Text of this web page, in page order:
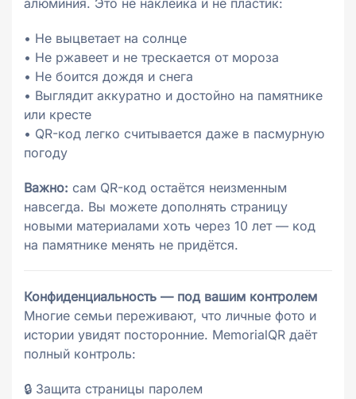
алюминия. Это не наклейка и не пластик:
• Не выцветает на солнце
• Не ржавеет и не трескается от мороза
• Не боится дождя и снега
• Выглядит аккуратно и достойно на памятнике
или кресте
• QR-код легко считывается даже в пасмурную
погоду
Важно: сам QR-код остаётся неизменным
навсегда. Вы можете дополнять страницу
новыми материалами хоть через 10 лет — код
на памятнике менять не придётся.
Конфиденциальность — под вашим контролем
Многие семьи переживают, что личные фото и
истории увидят посторонние. MemorialQR даёт
полный контроль:
🔒 Защита страницы паролем